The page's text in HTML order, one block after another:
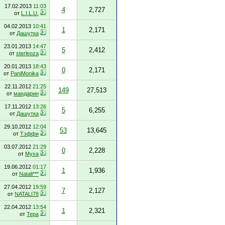
17.02.2013 11:03
от L.I.L.U. 4 2,727
04.02.2013 10:41
от Дашутка 1 2,171
23.01.2013 14:47
от sterleoza 5 2,412
20.01.2013 18:43
от PaniMonika 0 2,171
22.11.2012 21:25
от мандарин 149 27,513
17.11.2012 13:26
от Дашутка 5 6,255
29.10.2012 12:04
от Тэффи 53 13,645
03.07.2012 21:29
от Муха 0 2,228
19.06.2012 01:17
от Natali*** 1 1,936
27.04.2012 19:59
от NATALI78 7 2,127
22.04.2012 13:54
от Тера 1 2,321